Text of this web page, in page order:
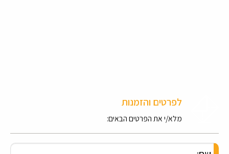
לפרטים והזמנות
מלא/י את הפרטים הבאים: